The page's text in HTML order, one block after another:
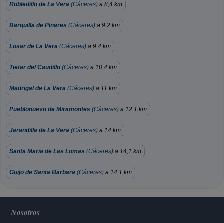
Robledillo de La Vera (Cáceres) a 8,4 km
Barquilla de Pinares (Cáceres) a 9,2 km
Losar de La Vera (Cáceres) a 9,4 km
Tietar del Caudillo (Cáceres) a 10,4 km
Madrigal de La Vera (Cáceres) a 11 km
Pueblonuevo de Miramontes (Cáceres) a 12,1 km
Jarandilla de La Vera (Cáceres) a 14 km
Santa Maria de Las Lomas (Cáceres) a 14,1 km
Guijo de Santa Barbara (Cáceres) a 14,1 km
Nosotros